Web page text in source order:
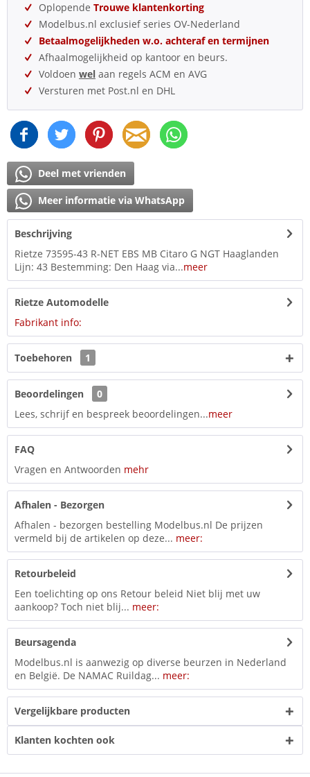
Oplopende Trouwe klantenkorting
Modelbus.nl exclusief series OV-Nederland
Betaalmogelijkheden w.o. achteraf en termijnen
Afhaalmogelijkheid op kantoor en beurs.
Voldoen wel aan regels ACM en AVG
Versturen met Post.nl en DHL
Deel met vrienden
Meer informatie via WhatsApp
Beschrijving
Rietze 73595-43 R-NET EBS MB Citaro G NGT Haaglanden
Lijn: 43 Bestemming: Den Haag via...meer
Rietze Automodelle
Fabrikant info:
Toebehoren 1
Beoordelingen
0
Lees, schrijf en bespreek beoordelingen...meer
FAQ
Vragen en Antwoorden mehr
Afhalen - Bezorgen
Afhalen - bezorgen bestelling Modelbus.nl De prijzen
vermeld bij de artikelen op deze... meer:
Retourbeleid
Een toelichting op ons Retour beleid Niet blij met uw
aankoop? Toch niet blij... meer:
Beursagenda
Modelbus.nl is aanwezig op diverse beurzen in Nederland
en België. De NAMAC Ruildag... meer:
Vergelijkbare producten
Klanten kochten ook